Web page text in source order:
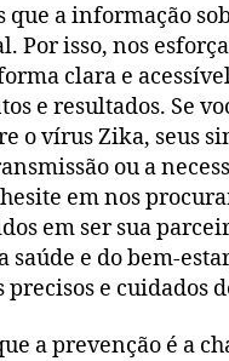
que a informação
Por isso, nos
clara e
e resultados. Se
o vírus Zika, seus
ou a
em nos
em ser sua
saúde e do bem-
precisos e cuidados
a prevenção é a